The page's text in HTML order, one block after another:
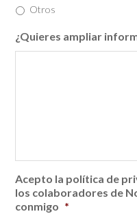
Otros
¿Quieres ampliar
Acepto la política de
los colaboradores de
conmigo *